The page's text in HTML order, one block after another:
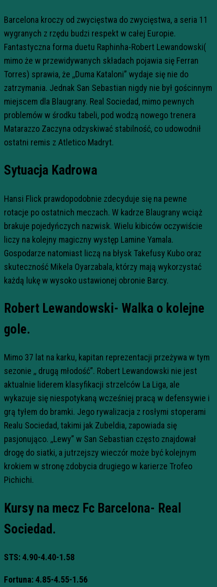
Barcelona kroczy od zwycięstwa do zwycięstwa, a seria 11
wygranych z rzędu budzi respekt w całej Europie.
Fantastyczna forma duetu Raphinha-Robert Lewandowski(
mimo że w przewidywanych składach pojawia się Ferran
Torres) sprawia, że ,,Duma Kataloni” wydaje się nie do
zatrzymania. Jednak San Sebastian nigdy nie był gościnnym
miejscem dla Blaugrany. Real Sociedad, mimo pewnych
problemów w środku tabeli, pod wodzą nowego trenera
Matarazzo Zaczyna odzyskiwać stabilność, co udowodnił
ostatni remis z Atletico Madryt.
Sytuacja Kadrowa
Hansi Flick prawdopodobnie zdecyduje się na pewne
rotacje po ostatnich meczach. W kadrze Blaugrany wciąż
brakuje pojedyńczych nazwisk. Wielu kibiców oczywiście
liczy na kolejny magiczny występ Lamine Yamala.
Gospodarze natomiast liczą na błysk Takefusy Kubo oraz
skuteczność Mikela Oyarzabala, którzy mają wykorzystać
każdą lukę w wysoko ustawionej obronie Barcy.
Robert Lewandowski- Walka o kolejne
gole.
Mimo 37 lat na karku, kapitan reprezentacji przeżywa w tym
sezonie ,, drugą młodość”. Robert Lewandowski nie jest
aktualnie liderem klasyfikacji strzelców La Liga, ale
wykazuje się niespotykaną wcześniej pracą w defensywie i
grą tyłem do bramki. Jego rywalizacja z rosłymi stoperami
Realu Sociedad, takimi jak Zubeldia, zapowiada się
pasjonująco. ,,Lewy” w San Sebastian często znajdował
drogę do siatki, a jutrzejszy wieczór może być kolejnym
krokiem w stronę zdobycia drugiego w karierze Trofeo
Pichichi.
Kursy na mecz Fc Barcelona- Real
Sociedad.
STS:4.90-4.40-1.58
Fortuna: 4.85-4.55-1.56